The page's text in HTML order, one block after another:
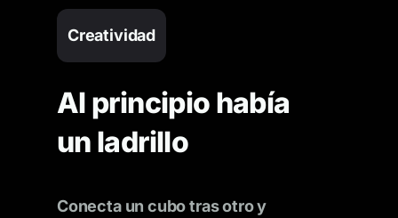
Creatividad
Al principio había
un ladrillo
Conecta un cubo tras otro y